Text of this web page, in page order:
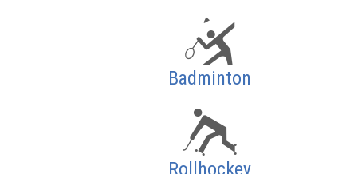
Badminton
Rollhockey